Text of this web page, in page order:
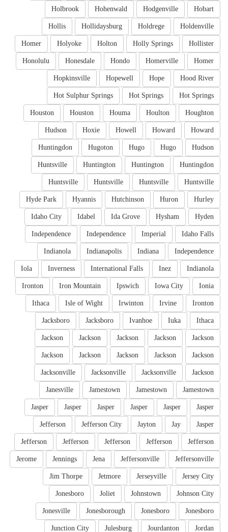
Hobart
Hodgenville
Hohenwald
Holbrook
Holdenville
Holdrege
Hollidaysburg
Hollis
Hollister
Holly Springs
Holton
Holyoke
Homer
Homer
Homerville
Hondo
Honesdale
Honolulu
Hood River
Hope
Hopewell
Hopkinsville
Hot Springs
Hot Springs
Hot Sulphur Springs
Houghton
Houlton
Houma
Houston
Houston
Howard
Howard
Howell
Hoxie
Hudson
Hudson
Hugo
Hugo
Hugoton
Huntingdon
Huntingdon
Huntington
Huntington
Huntsville
Huntsville
Huntsville
Huntsville
Huntsville
Hurley
Huron
Hutchinson
Hyannis
Hyde Park
Hyden
Hysham
Ida Grove
Idabel
Idaho City
Idaho Falls
Imperial
Independence
Independence
Independence
Indiana
Indianapolis
Indianola
Indianola
Inez
International Falls
Inverness
Iola
Ionia
Iowa City
Ipswich
Iron Mountain
Ironton
Ironton
Irvine
Irwinton
Isle of Wight
Ithaca
Ithaca
Iuka
Ivanhoe
Jacksboro
Jacksboro
Jackson
Jackson
Jackson
Jackson
Jackson
Jackson
Jackson
Jackson
Jackson
Jackson
Jackson
Jacksonville
Jacksonville
Jacksonville
Jamestown
Jamestown
Jamestown
Janesville
Jasper
Jasper
Jasper
Jasper
Jasper
Jasper
Jasper
Jay
Jayton
Jefferson City
Jefferson
Jefferson
Jefferson
Jefferson
Jefferson
Jefferson
Jeffersonville
Jeffersonville
Jena
Jennings
Jerome
Jersey City
Jerseyville
Jetmore
Jim Thorpe
Johnson City
Johnstown
Joliet
Jonesboro
Jonesboro
Jonesboro
Jonesborough
Jonesville
Jordan
Jourdanton
Julesburg
Junction City